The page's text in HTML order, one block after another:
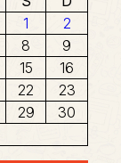
1
2
8
9
15
16
22
23
29
30